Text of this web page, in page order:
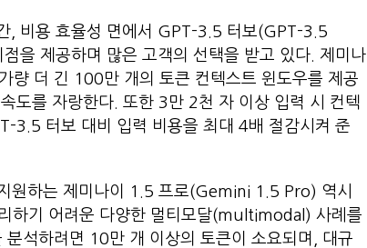
, 비용 효율성 면에서 GPT-3.5 터보(GPT-3.5
을 제공하며 많은 고객의 선택을 받고 있다. 제미나
더 긴 100만 개의 토큰 컨텍스트 윈도우를 제공
도를 자랑한다. 또한 3만 2천 자 이상 입력 시 컨텍
3.5 터보 대비 입력 비용을 최대 4배 절감시켜 준
원하는 제미나이 1.5 프로(Gemini 1.5 Pro) 역시
하기 어려운 다양한 멀티모달(multimodal) 사례를
석하려면 10만 개 이상의 토큰이 소요되며, 대규